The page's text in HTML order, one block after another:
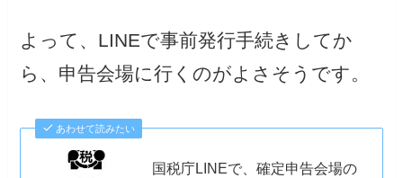
よって、LINEで事前発行手続きしてか
ら、申告会場に行くのがよさそうです。
あわせて読みたい
国税庁LINEで、確定申告会場の